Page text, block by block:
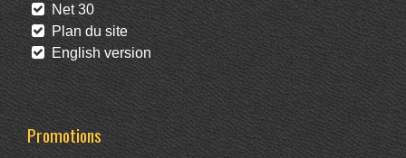
Net 30
Plan du site
English version
Promotions